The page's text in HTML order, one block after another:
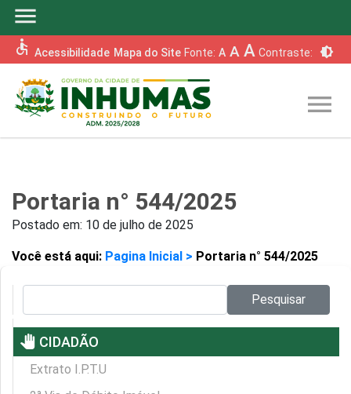
menu
accessible Acessibilidade Mapa do Site Fonte: A A A Contraste: brightness_6
menu
Portaria n° 544/2025
Postado em: 10 de julho de 2025
Você está aqui: Pagina Inicial > Portaria n° 544/2025
Pesquisar
pan_tool CIDADÃO
Extrato I.P.T.U